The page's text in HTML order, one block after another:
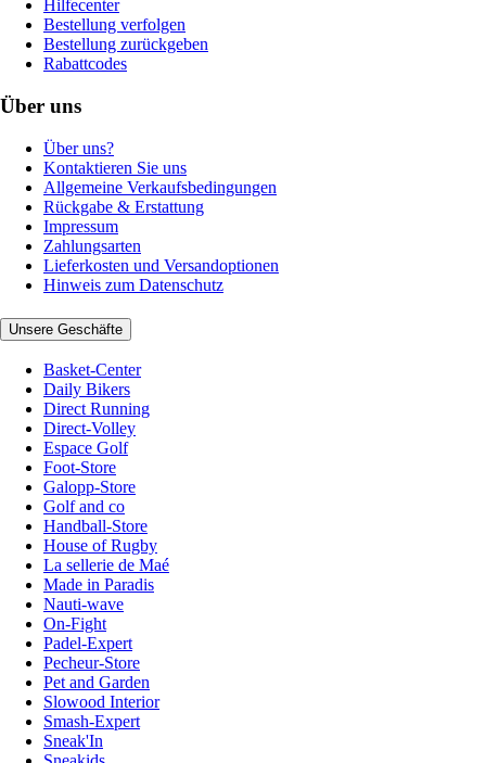
Hilfecenter
Bestellung verfolgen
Bestellung zurückgeben
Rabattcodes
Über uns
Über uns?
Kontaktieren Sie uns
Allgemeine Verkaufsbedingungen
Rückgabe & Erstattung
Impressum
Zahlungsarten
Lieferkosten und Versandoptionen
Hinweis zum Datenschutz
Unsere Geschäfte
Basket-Center
Daily Bikers
Direct Running
Direct-Volley
Espace Golf
Foot-Store
Galopp-Store
Golf and co
Handball-Store
House of Rugby
La sellerie de Maé
Made in Paradis
Nauti-wave
On-Fight
Padel-Expert
Pecheur-Store
Pet and Garden
Slowood Interior
Smash-Expert
Sneak'In